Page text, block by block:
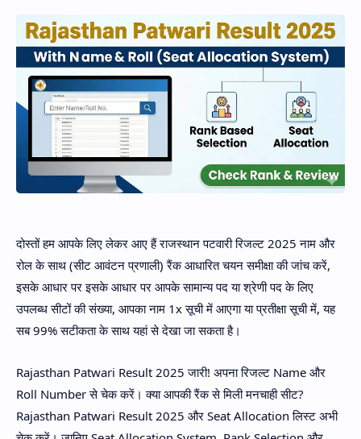
दोस्तों हम आपके लिए लेकर आए हैं राजस्थान पटवारी रिजल्ट 2025 नाम और
रोल के साथ (सीट आवंटन प्रणाली) रैंक आधारित चयन समीक्षा की जांच करें,
इसके आधार पर इसके आधार पर आपके सामान्य पद या श्रेणी पद के लिए
उपलब्ध सीटों की संख्या, आपका नाम 1x सूची में आएगा या प्रतीक्षा सूची में, यह
सब 99% सटीकता के साथ यहां से देखा जा सकता है।
Rajasthan Patwari Result 2025 जारी! अपना रिजल्ट Name और
Roll Number से चेक करें। क्या आपकी रैंक से मिली मनचाही सीट?
Rajasthan Patwari Result 2025 और Seat Allocation लिस्ट अभी